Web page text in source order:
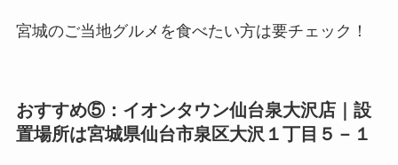
宮城のご当地グルメを食べたい方は要チェック！
おすすめ⑤：イオンタウン仙台泉大沢店｜設
置場所は宮城県仙台市泉区大沢１丁目５－１